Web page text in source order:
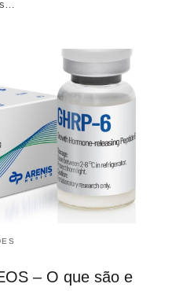
– O que são e